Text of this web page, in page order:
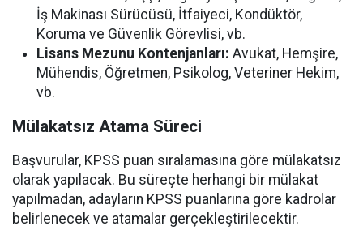
İş Makinası Sürücüsü, İtfaiyeci, Kondüktör,
Koruma ve Güvenlik Görevlisi, vb.
Lisans Mezunu Kontenjanları: Avukat, Hemşire,
Mühendis, Öğretmen, Psikolog, Veteriner Hekim,
vb.
Mülakatsız Atama Süreci
Başvurular, KPSS puan sıralamasına göre mülakatsız
olarak yapılacak. Bu süreçte herhangi bir mülakat
yapılmadan, adayların KPSS puanlarına göre kadrolar
belirlenecek ve atamalar gerçekleştirilecektir.